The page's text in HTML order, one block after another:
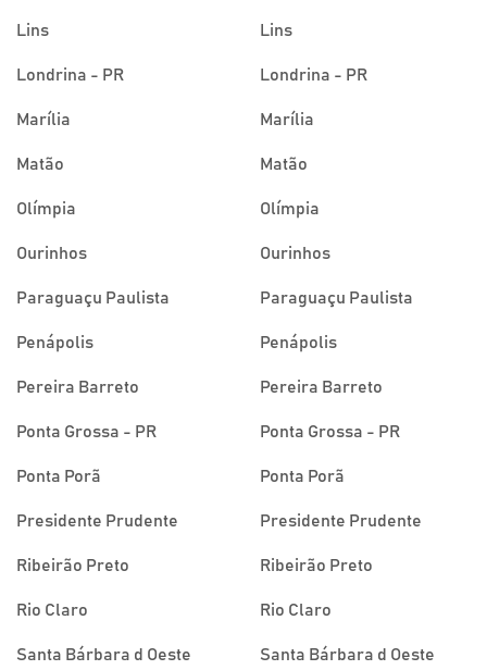
Lins
Londrina - PR
Marília
Matão
Olímpia
Ourinhos
Paraguaçu Paulista
Penápolis
Pereira Barreto
Ponta Grossa - PR
Ponta Porã
Presidente Prudente
Ribeirão Preto
Rio Claro
Santa Bárbara d Oeste
Lins
Londrina - PR
Marília
Matão
Olímpia
Ourinhos
Paraguaçu Paulista
Penápolis
Pereira Barreto
Ponta Grossa - PR
Ponta Porã
Presidente Prudente
Ribeirão Preto
Rio Claro
Santa Bárbara d Oeste